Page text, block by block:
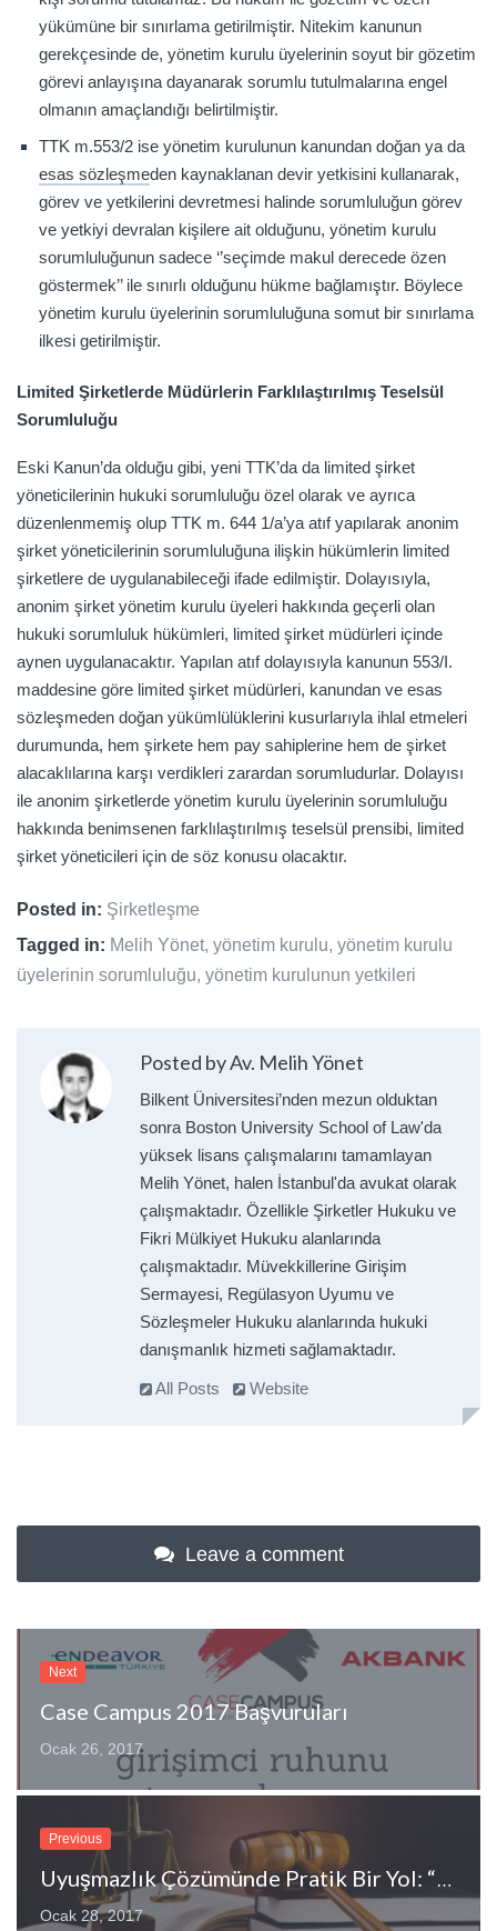
yükümüne bir sınırlama getirilmiştir. Nitekim kanunun
gerekçesinde de, yönetim kurulu üyelerinin soyut bir gözetim
görevi anlayışına dayanarak sorumlu tutulmalarına engel
olmanın amaçlandığı belirtilmiştir.
TTK m.553/2 ise yönetim kurulunun kanundan doğan ya da
esas sözleşmeden kaynaklanan devir yetkisini kullanarak,
görev ve yetkilerini devretmesi halinde sorumluluğun görev
ve yetkiyi devralan kişilere ait olduğunu, yönetim kurulu
sorumluluğunun sadece ‘’seçimde makul derecede özen
göstermek’’ ile sınırlı olduğunu hükme bağlamıştır. Böylece
yönetim kurulu üyelerinin sorumluluğuna somut bir sınırlama
ilkesi getirilmiştir.
Limited Şirketlerde Müdürlerin Farklılaştırılmış Teselsül
Sorumluluğu
Eski Kanun’da olduğu gibi, yeni TTK’da da limited şirket
yöneticilerinin hukuki sorumluluğu özel olarak ve ayrıca
düzenlenmemiş olup TTK m. 644 1/a’ya atıf yapılarak anonim
şirket yöneticilerinin sorumluluğuna ilişkin hükümlerin limited
şirketlere de uygulanabileceği ifade edilmiştir. Dolayısıyla,
anonim şirket yönetim kurulu üyeleri hakkında geçerli olan
hukuki sorumluluk hükümleri, limited şirket müdürleri içinde
aynen uygulanacaktır. Yapılan atıf dolayısıyla kanunun 553/I.
maddesine göre limited şirket müdürleri, kanundan ve esas
sözleşmeden doğan yükümlülüklerini kusurlarıyla ihlal etmeleri
durumunda, hem şirkete hem pay sahiplerine hem de şirket
alacaklılarına karşı verdikleri zarardan sorumludurlar. Dolayısı
ile anonim şirketlerde yönetim kurulu üyelerinin sorumluluğu
hakkında benimsenen farklılaştırılmış teselsül prensibi, limited
şirket yöneticileri için de söz konusu olacaktır.
Posted in: Şirketleşme
Tagged in: Melih Yönet, yönetim kurulu, yönetim kurulu
üyelerinin sorumluluğu, yönetim kurulunun yetkileri
Posted by Av. Melih Yönet
Bilkent Üniversitesi’nden mezun olduktan
sonra Boston University School of Law'da
yüksek lisans çalışmalarını tamamlayan
Melih Yönet, halen İstanbul'da avukat olarak
çalışmaktadır. Özellikle Şirketler Hukuku ve
Fikri Mülkiyet Hukuku alanlarında
çalışmaktadır. Müvekkillerine Girişim
Sermayesi, Regülasyon Uyumu ve
Sözleşmeler Hukuku alanlarında hukuki
danışmanlık hizmeti sağlamaktadır.
All Posts Website
Leave a comment
Next
Case Campus 2017 Başvuruları
Ocak 26, 2017
Previous
Uyuşmazlık Çözümünde Pratik Bir Yol: “Tahkim”
Ocak 28, 2017